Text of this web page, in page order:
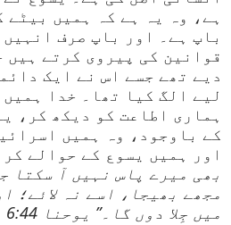
ہے، وہ یہ ہے کہ ہمیں بیٹے
باپ ہے۔ اور باپ صرف
قوانین کی پیروی کرتے ہیں
دیے تھے جسے اس نے ایک
لیے الگ کیا تھا۔ خدا
ہماری اطاعت کو دیکھ کر،
کے باوجود، وہ ہمیں
اور ہمیں یسوع کے حوالے
بھی میرے پاس نہیں آ سکتا
مجھے بھیجا، اسے نہ لائے؛
میں جِلا دوں گا۔” یوحنا 6:44